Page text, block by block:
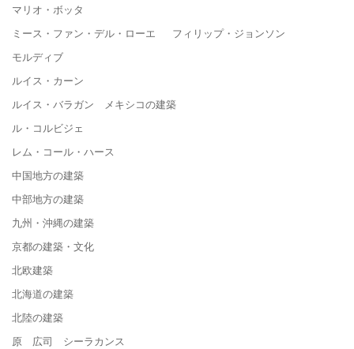
マリオ・ボッタ
ミース・ファン・デル・ローエ フィリップ・ジョンソン
モルディブ
ルイス・カーン
ルイス・バラガン メキシコの建築
ル・コルビジェ
レム・コール・ハース
中国地方の建築
中部地方の建築
九州・沖縄の建築
京都の建築・文化
北欧建築
北海道の建築
北陸の建築
原 広司 シーラカンス